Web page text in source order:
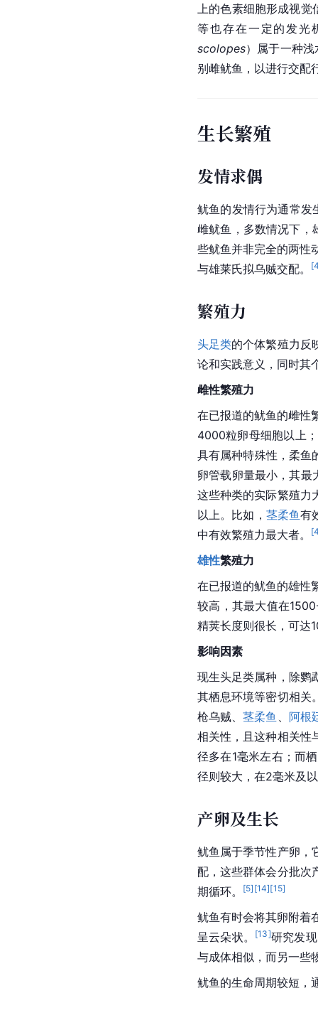
上的色素细胞形成视觉
等也存在一定的发光
scolopes）属于一种
别雌鱿鱼，以进行交配
生长繁殖
发情求偶
鱿鱼的发情行为通常发
雌鱿鱼，多数情况下，
些鱿鱼并非完全的两性
与雄莱氏拟乌贼交配。
[
繁殖力
头足类的个体繁殖力反
论和实践意义，同时其
雌性繁殖力
在已报道的鱿鱼的雌性
4000粒卵母细胞以上
具有属种特殊性，柔鱼
卵管载卵量最小，其最
这些种类的实际繁殖力
以上。比如， 茎柔鱼有
中有效繁殖力最大者。
[
雄性繁殖力
在已报道的鱿鱼的雄性
较高，其最大值在
精荚长度则很长，可达
影响因素
现生头足类属种，除鹦
其栖息环境等密切相关
枪乌贼、茎柔鱼 、 阿根
相关性，且这种相关性
径多在1毫米左右；而
径则较大，在2毫米及
产卵及生长
鱿鱼属于季节性产卵，
配，这些群体会分批次
期循环。
[5] [14][15]
鱿鱼有时会将其卵附着
呈云朵状。
[13]研究发
与成体相似，而另一些
鱿鱼的生命周期较短，